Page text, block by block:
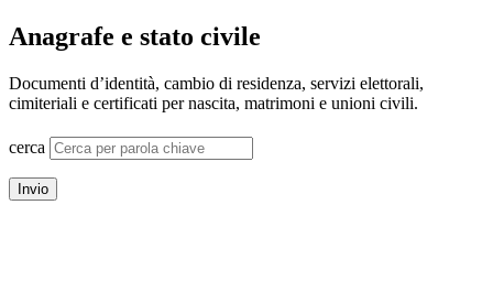
Anagrafe e stato civile
Documenti d’identità, cambio di residenza, servizi elettorali,
cimiteriali e certificati per nascita, matrimoni e unioni civili.
cerca
Invio